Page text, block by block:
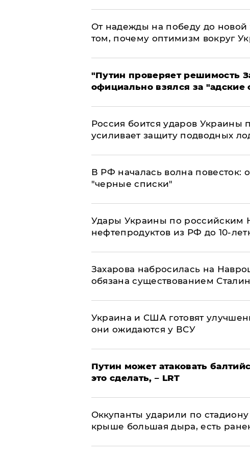
От надежды на победу до
том, почему оптимизм вокруг
"Путин проверяет решимость
официально взялся за "адские
Россия боится ударов Украины
усиливает защиту подводных
​В РФ началась волна повесток:
"черные списки"
Удары Украины по российским
нефтепродуктов из РФ до 10-
​Захарова набросилась на
обязана существованием
Украина и США готовят
они ожидаются у ВСУ
Путин может атаковать
это сделать, – LRT
Оккупанты ударили по
крыше большая дыра, есть